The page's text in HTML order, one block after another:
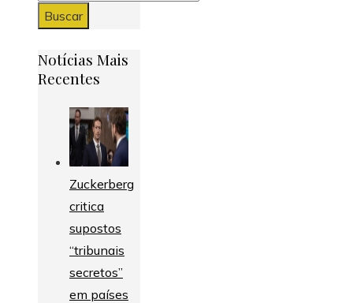
Notícias Mais
Recentes
Zuckerberg
critica
supostos
“tribunais
secretos”
em países